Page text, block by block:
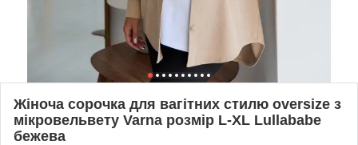
Жіноча сорочка для вагітних стилю oversize з
мікровельвету Varna розмір L-XL Lullababe
бежева